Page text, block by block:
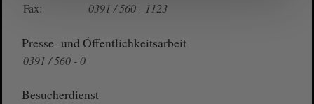
Fax:
0391 / 560 - 1123
Presse- und Öffentlichkeitsarbeit
0391 / 560 - 0
Besucherdienst